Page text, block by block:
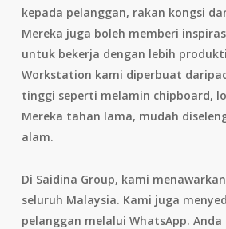
kepada pelanggan, rakan kongsi
Mereka juga boleh memberi
untuk bekerja dengan lebih
Workstation kami diperbuat
tinggi seperti melamin chipboard,
Mereka tahan lama, mudah
alam.
Di Saidina Group, kami
seluruh Malaysia. Kami juga
pelanggan melalui WhatsApp. Anda